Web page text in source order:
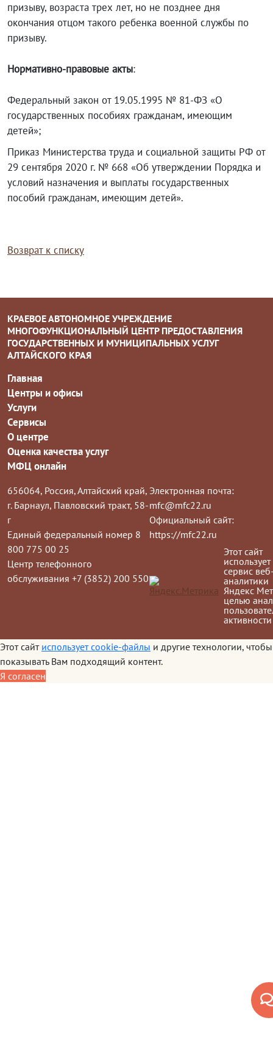
призыву, возраста трех лет, но не позднее дня
окончания отцом такого ребенка военной службы по
призыву.
Нормативно-правовые акты:
Федеральный закон от 19.05.1995 № 81-ФЗ «О
государственных пособиях гражданам, имеющим
детей»;
Приказ Министерства труда и социальной защиты РФ от
29 сентября 2020 г. № 668 «Об утверждении Порядка и
условий назначения и выплаты государственных
пособий гражданам, имеющим детей».
Возврат к списку
КРАЕВОЕ АВТОНОМНОЕ УЧРЕЖДЕНИЕ
МНОГОФУНКЦИОНАЛЬНЫЙ ЦЕНТР ПРЕДОСТАВЛЕНИЯ
ГОСУДАРСТВЕННЫХ И МУНИЦИПАЛЬНЫХ УСЛУГ
АЛТАЙСКОГО КРАЯ
Главная
Центры и офисы
Услуги
Сервисы
О центре
Оценка качества услуг
МФЦ онлайн
656064, Россия, Алтайский край,
г. Барнаул, Павловский тракт, 58-
г
Единый федеральный номер 8
800 775 00 25
Центр телефонного
обслуживания +7 (3852) 200 550
Электронная почта:
mfc@mfc22.ru
Официальный сайт:
https://mfc22.ru
Этот сайт
использует
сервис
аналитики
Яндекс
целью
активности
Этот сайт использует cookie-файлы и другие технологии, чтобы
показывать Вам подходящий контент.
Я согласен